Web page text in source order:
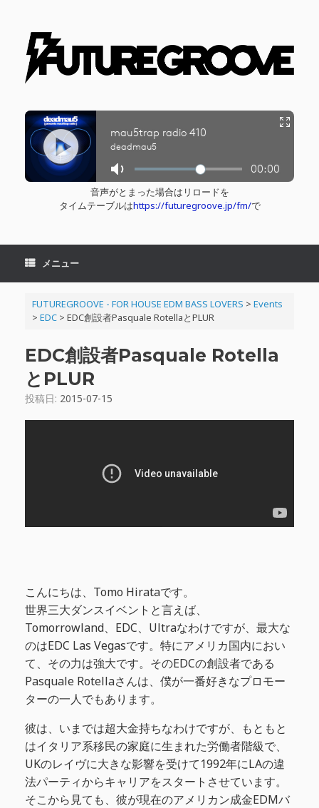
音声がとまった場合はリロードを
タイムテーブルはhttps://futuregroove.jp/fm/で
メニュー
FUTUREGROOVE - FOR HOUSE EDM BASS LOVERS > Events
> EDC> EDC創設者Pasquale RotellaとPLUR
EDC創設者Pasquale Rotella
とPLUR
投稿日: 2015-07-15
こんにちは、Tomo Hirataです。
世界三大ダンスイベントと言えば、
Tomorrowland、EDC、Ultraなわけですが、最大な
のはEDC Las Vegasです。特にアメリカ国内におい
て、その力は強大です。そのEDCの創設者である
Pasquale Rotellaさんは、僕が一番好きなプロモー
ターの一人でもあります。
彼は、いまでは超大金持ちなわけですが、もともと
はイタリア系移民の家庭に生まれた労働者階級で、
UKのレイヴに大きな影響を受けて1992年にLAの違
法パーティからキャリアをスタートさせています。
そこから見ても、彼が現在のアメリカン成金EDMバ